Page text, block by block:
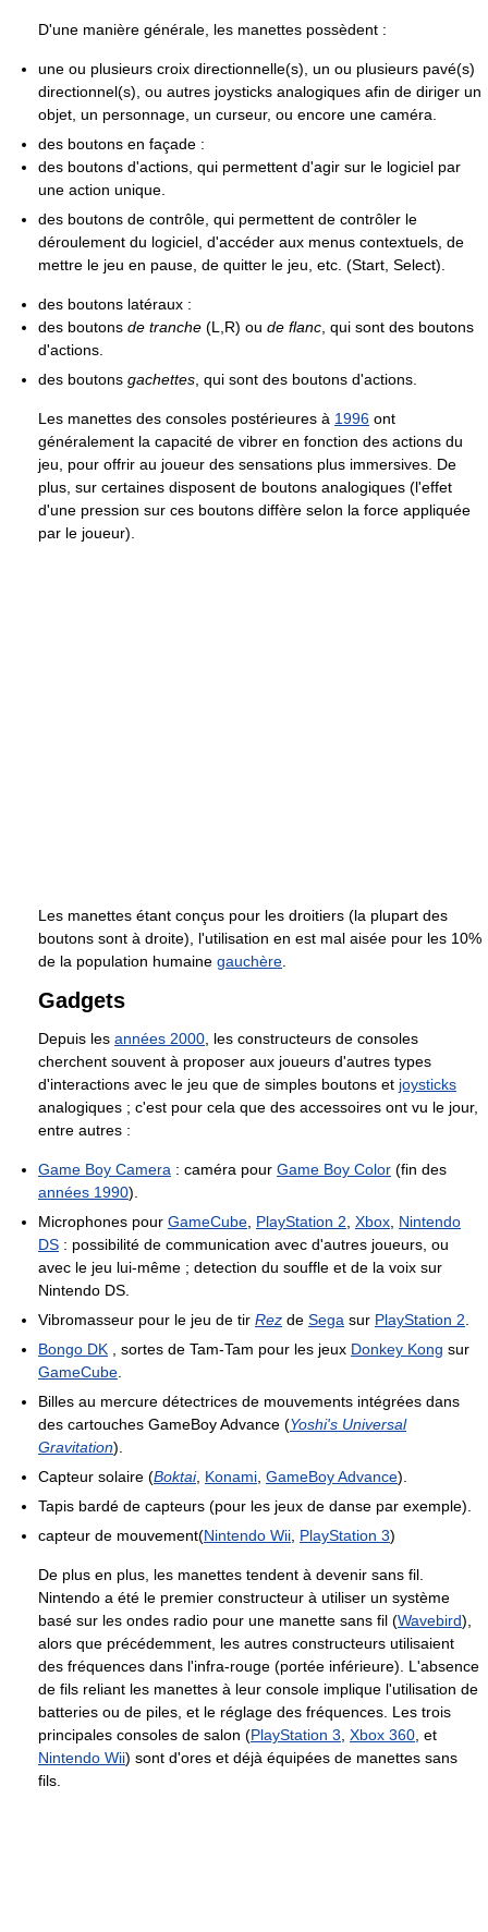
D'une manière générale, les manettes possèdent :
une ou plusieurs croix directionnelle(s), un ou plusieurs pavé(s)
directionnel(s), ou autres joysticks analogiques afin de diriger un
objet, un personnage, un curseur, ou encore une caméra.
des boutons en façade :
des boutons d'actions, qui permettent d'agir sur le logiciel par
une action unique.
des boutons de contrôle, qui permettent de contrôler le
déroulement du logiciel, d'accéder aux menus contextuels, de
mettre le jeu en pause, de quitter le jeu, etc. (Start, Select).
des boutons latéraux :
des boutons de tranche (L,R) ou de flanc , qui sont des boutons
d'actions.
des boutons gachettes , qui sont des boutons d'actions.
Les manettes des consoles postérieures à 1996 ont
généralement la capacité de vibrer en fonction des actions du
jeu, pour offrir au joueur des sensations plus immersives. De
plus, sur certaines disposent de boutons analogiques (l'effet
d'une pression sur ces boutons diffère selon la force appliquée
par le joueur).
Les manettes étant conçus pour les droitiers (la plupart des
boutons sont à droite), l'utilisation en est mal aisée pour les 10%
de la population humaine gauchère
Gadgets
Depuis les années 2000 , les constructeurs de consoles
cherchent souvent à proposer aux joueurs d'autres types
d'interactions avec le jeu que de simples boutons et joysticks
analogiques ; c'est pour cela que des accessoires ont vu le jour,
entre autres :
Game Boy Camera : caméra pour Game Boy Color (fin des
années 1990).
Microphones pour GameCube PlayStation 2 Xbox Nintendo
DS : possibilité de communication avec d'autres joueurs, ou
avec le jeu lui-même ; detection du souffle et de la voix sur
Nintendo DS.
Vibromasseur pour le jeu de tir Rez de Sega sur PlayStation 2
Bongo DK , sortes de Tam-Tam pour les jeux Donkey Kong sur
GameCube
Billes au mercure détectrices de mouvements intégrées dans
des cartouches GameBoy Advance (Yoshi's Universal
Gravitation).
Capteur solaire (Boktai, Konami GameBoy Advance).
Tapis bardé de capteurs (pour les jeux de danse par exemple).
capteur de mouvement(Nintendo Wii PlayStation 3)
De plus en plus, les manettes tendent à devenir sans fil.
Nintendo a été le premier constructeur à utiliser un système
basé sur les ondes radio pour une manette sans fil (Wavebird),
alors que précédemment, les autres constructeurs utilisaient
des fréquences dans l'infra-rouge (portée inférieure). L'absence
de fils reliant les manettes à leur console implique l'utilisation de
batteries ou de piles, et le réglage des fréquences. Les trois
principales consoles de salon (PlayStation 3 Xbox 360 , et
Nintendo Wii) sont d'ores et déjà équipées de manettes sans
fils.